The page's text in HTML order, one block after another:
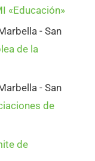
«Educación»
- San
de la
- San
de
de